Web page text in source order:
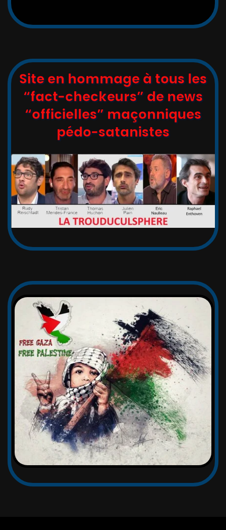
Site en hommage à tous les
“fact-checkeurs” de news
“officielles” maçonniques
pédo-satanistes